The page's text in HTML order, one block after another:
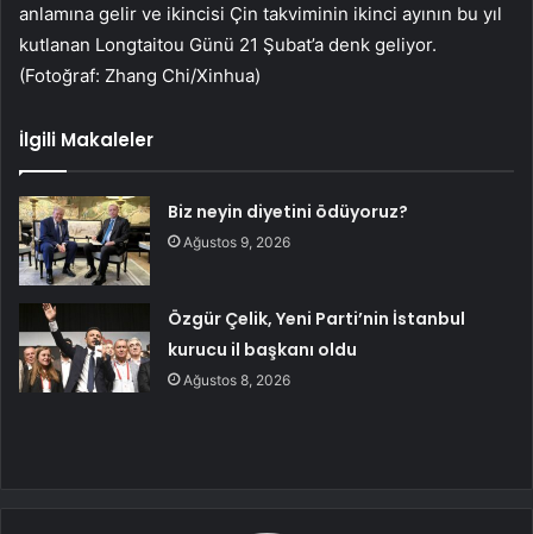
anlamına gelir ve ikincisi Çin takviminin ikinci ayının bu yıl
kutlanan Longtaitou Günü 21 Şubat’a denk geliyor.
(Fotoğraf: Zhang Chi/Xinhua)
İlgili Makaleler
Biz neyin diyetini ödüyoruz?
Ağustos 9, 2026
Özgür Çelik, Yeni Parti’nin İstanbul
kurucu il başkanı oldu
Ağustos 8, 2026